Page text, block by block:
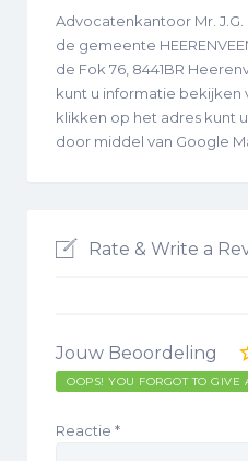
Advocatenkantoor Mr.
de gemeente
de Fok 76, 8441BR
kunt u informatie bekijken
klikken op het adres kunt
door middel van Google
Rate & Write a
Jouw Beoordeling
OOPS! YOU FORGOT TO GIVE
Reactie *